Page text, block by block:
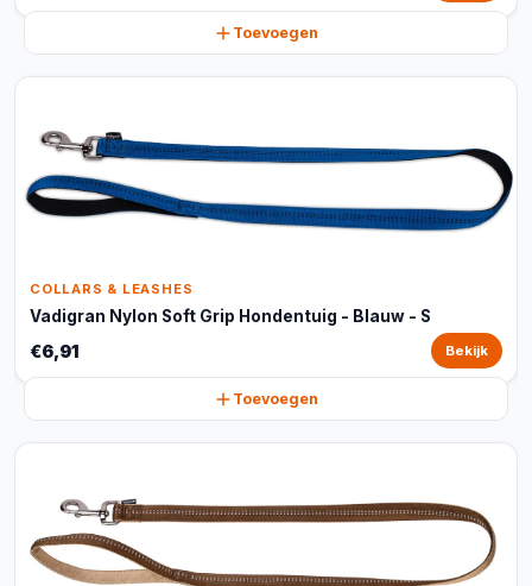
Toevoegen
COLLARS & LEASHES
Vadigran Nylon Soft Grip Hondentuig - Blauw - S
€6,91 Bekijk
Toevoegen